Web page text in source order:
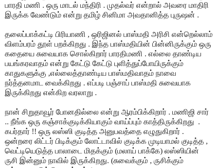
பாரதி மணி . ஒரு மாடல் மந்திரி . முதல்வர் என்றால் அவரை மாதிரி
இருக்க வேண்டும் என்று தமிழ் சினிமா அவதானித்த புருஷன் .
தலைப்பாக்கட்டி பிரியாணி , ஒரிஜினல் பாஸ்மதி அரிசி என்றெல்லாம்
விளம்பரம் தூள் பறக்கிறது . இந்த பாஸ்மதியின் பின்னிருக்கும் ஒரு
கதையை சுவையாக சொல்கிறார் பாரதிமணி . எல்லை தாண்டிய
பயங்கரவாதம் என்று கேட்டு கேட்டு புளித்துப்போயிருக்கும்
காதுகளுக்கு ,எல்லைத்தாண்டிய பாஸ்மதிவாதம் நாவை
நர்த்தனமாட வைக்கிறது . எப்படி பஞ்சாப் பாஸ்மதி சுவையாக
இருக்கிறது என்கிற வரலாறு .
நான் சிறுதாவூர் போனதில்லை என்று ஆரம்பிக்கிறார் . மணிஜி சார்
.. நீங்க ஒரு கஞ்சாக்குடிக்கியாகும் வாய்ப்பும் காத்திருக்கிறது .
கபர்தார் !! ஒரு லஸ்ஸி குடித்த அனுபவத்தை எழுதுகிறார் .
ஒன்றரை லிட்டர் பிடிக்கும் லோட்டாவில் குடிக்க முடியாமல் குடித்த ,
வெட்டியெடுத்த பாலாடை மிதக்கும் (மலாய் பாக்கே) லஸ்ஸியின்
ருசி இன்னும் நாவில் இருக்கிறது. (சுவைக்கும் , ருசிக்கும்